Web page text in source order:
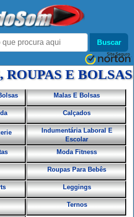
ROUPAS E BOLSAS
Malas E Bolsas
Calçados
Indumentária Laboral E
Escolar
Moda Fitness
Roupas Para Bebês
Leggings
Ternos